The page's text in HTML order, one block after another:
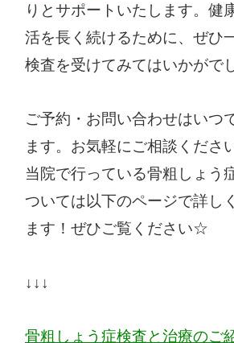
りとサポートいたします。健
活を長く続けるために、ぜひ
検査を受けてみてはいかがで
ご予約・お問い合わせはいつ
ます。お気軽にご相談くださ
当院で行っている骨粗しょう
ついては以下のページで詳し
ます！ぜひご覧ください☆
↓↓↓
骨粗しょう症検査と治療のご